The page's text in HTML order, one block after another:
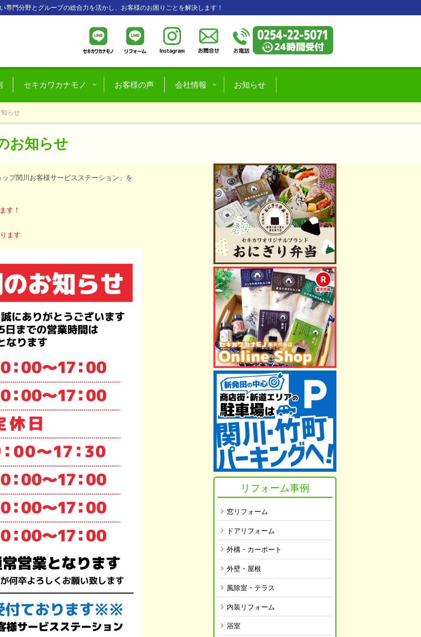
門分野とグループの総合力を活かし、お客様のお困りごとを解決します！
セキカワカナモノ
楽天市場
プライベートブランド
ハッピーキャンプ
お客様の声
会社情報
スタッフ紹介
採用情報
お知らせ
らせ
お知らせ
プ関川お客様サービスステーション」を
す！
ます
リフォーム事例
窓リフォーム
ドアリフォーム
外構・カーポート
外壁・屋根
風除室・テラス
内装リフォーム
浴室